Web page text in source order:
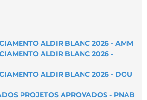
ALDIR BLANC 2026 - AMM
ALDIR BLANC 2026 -
ALDIR BLANC 2026 - DOU
PROJETOS APROVADOS - PNAB